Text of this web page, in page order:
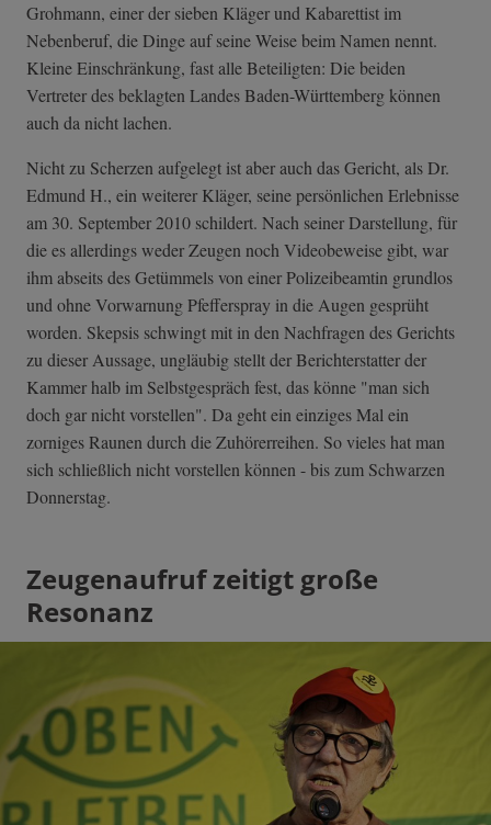
Grohmann, einer der sieben Kläger und Kabarettist im
Nebenberuf, die Dinge auf seine Weise beim Namen nennt.
Kleine Einschränkung, fast alle Beteiligten: Die beiden
Vertreter des beklagten Landes Baden-Württemberg können
auch da nicht lachen.
Nicht zu Scherzen aufgelegt ist aber auch das Gericht, als Dr.
Edmund H., ein weiterer Kläger, seine persönlichen Erlebnisse
am 30. September 2010 schildert. Nach seiner Darstellung, für
die es allerdings weder Zeugen noch Videobeweise gibt, war
ihm abseits des Getümmels von einer Polizeibeamtin grundlos
und ohne Vorwarnung Pfefferspray in die Augen gesprüht
worden. Skepsis schwingt mit in den Nachfragen des Gerichts
zu dieser Aussage, ungläubig stellt der Berichterstatter der
Kammer halb im Selbstgespräch fest, das könne "man sich
doch gar nicht vorstellen". Da geht ein einziges Mal ein
zorniges Raunen durch die Zuhörerreihen. So vieles hat man
sich schließlich nicht vorstellen können - bis zum Schwarzen
Donnerstag.
Zeugenaufruf zeitigt große
Resonanz